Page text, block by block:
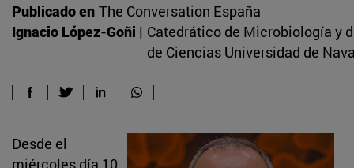
Publicado en The Conversation España
Ignacio López-Goñi | Catedrático de Microbiología y
de Ciencias Universidad de
Desde el
miércoles día 10